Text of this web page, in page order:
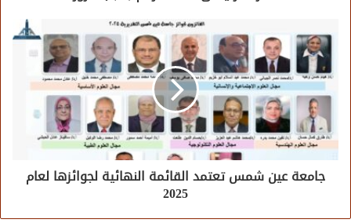
جامعة عين شمس تعتمد القائمة النهائية لجوائزها لعام
2025